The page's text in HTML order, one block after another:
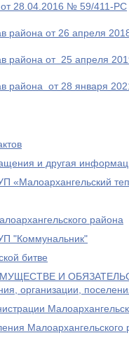
от 28.04.2016 № 59/411-РС
района от 26 апреля
района от 25 апреля
района от 28 января
и другая
района
"Коммунальник"
битве
И
организации,
Малоархангельского